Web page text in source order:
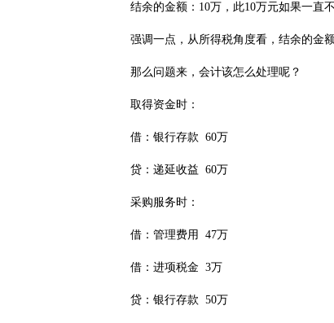
结余的金额：10万，此10万元如果一直不
强调一点，从所得税角度看，结余的金额
那么问题来，会计该怎么处理呢？
取得资金时：
借：银行存款 60万
贷：递延收益 60万
采购服务时：
借：管理费用 47万
借：进项税金 3万
贷：银行存款 50万